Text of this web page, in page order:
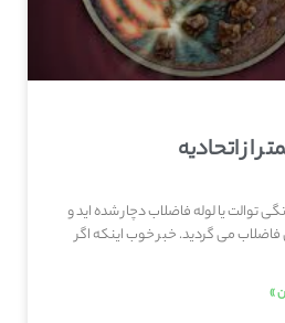
از اتحادیه
توالت یا لوله فاضلاب دچار شده اید و
فاضلاب می گردید. خبر خوب اینکه اگر
»